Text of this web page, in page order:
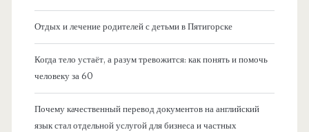
Отдых и лечение родителей с детьми в Пятигорске
Когда тело устаёт, а разум тревожится: как понять и помочь
человеку за 60
Почему качественный перевод документов на английский
язык стал отдельной услугой для бизнеса и частных